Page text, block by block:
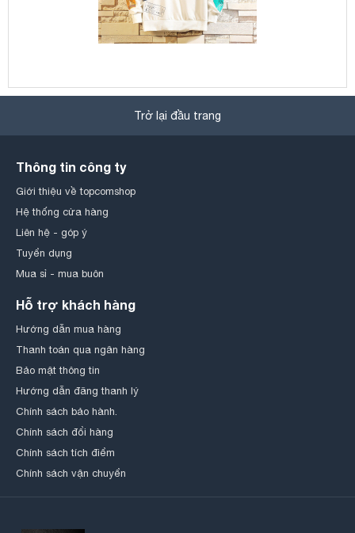
Trở lại đầu trang
Thông tin công ty
Giới thiệu về topcomshop
Hệ thống cửa hàng
Liên hệ - góp ý
Tuyển dụng
Mua sỉ - mua buôn
Hỗ trợ khách hàng
Hướng dẫn mua hàng
Thanh toán qua ngân hàng
Bảo mật thông tin
Hướng dẫn đăng thanh lý
Chính sách bảo hành.
Chính sách đổi hàng
Chính sách tích điểm
Chính sách vận chuyển